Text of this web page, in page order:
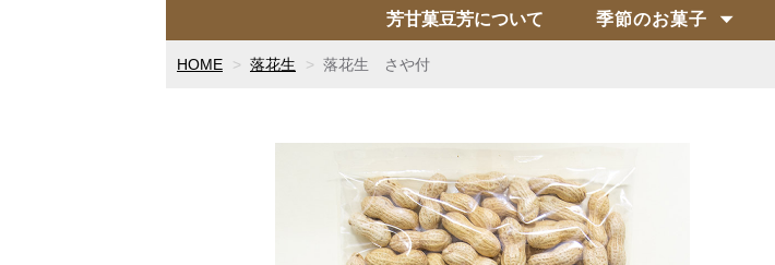
芳甘菓豆芳について 季節のお菓子
HOME 落花生 落花生 さや付